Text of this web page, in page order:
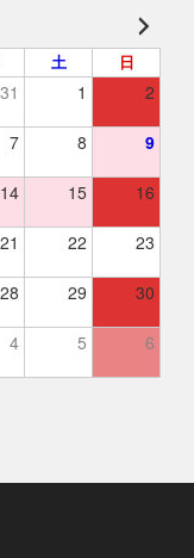
土 日
31 1 2
7 8 9
14 15 16
21 22 23
28 29 30
4 5 6